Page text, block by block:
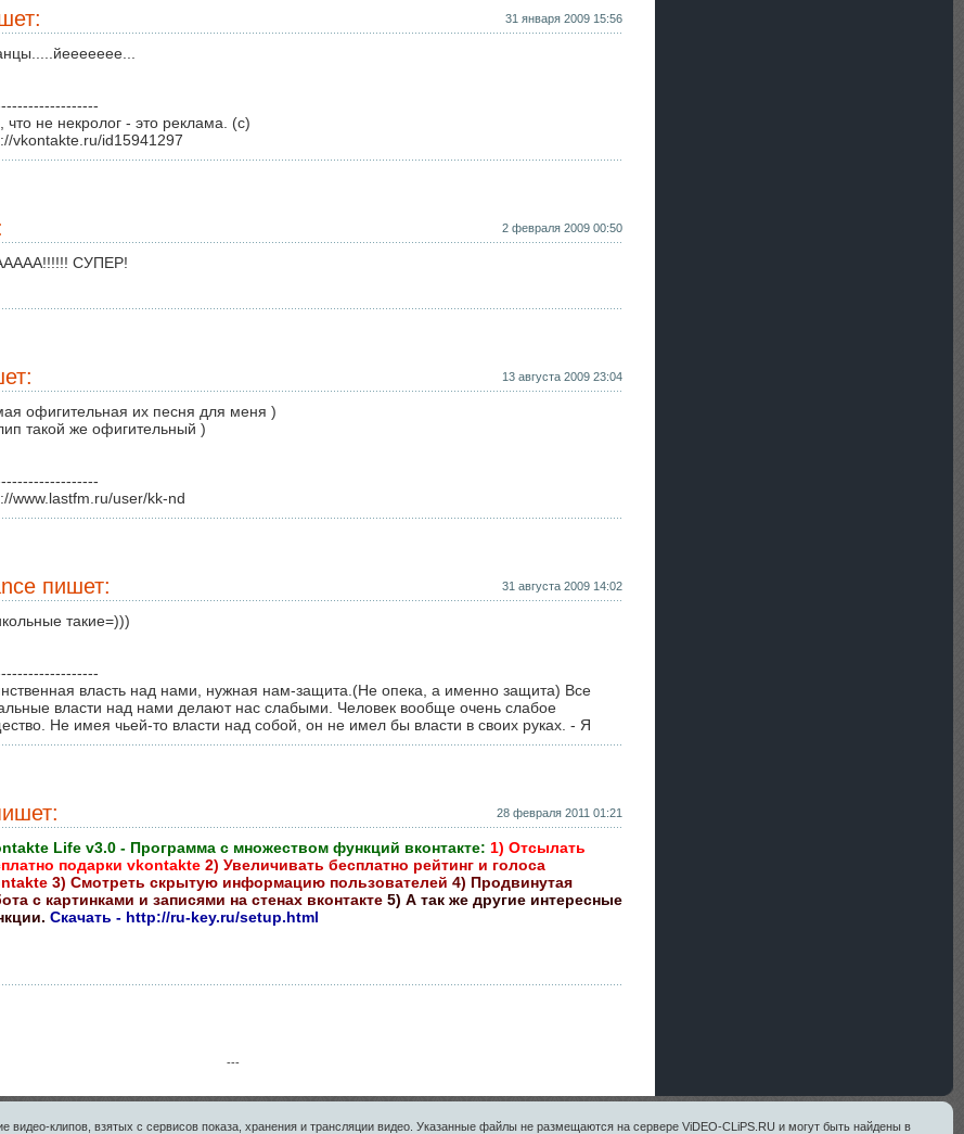
31 января 2009 15:56
что не некролог - это реклама. (с)
vkontakte.ru/id15941297
2 февраля 2009 00:50
СУПЕР!
13 августа 2009 23:04
офигительная их песня для меня )
такой же офигительный )
www.lastfm.ru/user/kk-nd
пишет: 31 августа 2009 14:02
такие=)))
власть над нами, нужная нам-защита.(Не опека, а именно защита) Все
власти над нами делают нас слабыми. Человек вообще очень слабое
Не имея чьей-то власти над собой, он не имел бы власти в своих руках. - Я
28 февраля 2011 01:21
Life v3.0 - Программа с множеством функций вконтакте: 1) Отсылать
подарки vkontakte 2) Увеличивать бесплатно рейтинг и голоса
3) Смотреть скрытую информацию пользователей 4) Продвинутая
с картинками и записями на стенах вконтакте 5) А так же другие интересные
Скачать - http://ru-key.ru/setup.html
---
видео-клипов, взятых с сервисов показа, хранения и трансляции видео. Указанные файлы не размещаются на сервере ViDEO-CLiPS.RU и могут быть найдены в